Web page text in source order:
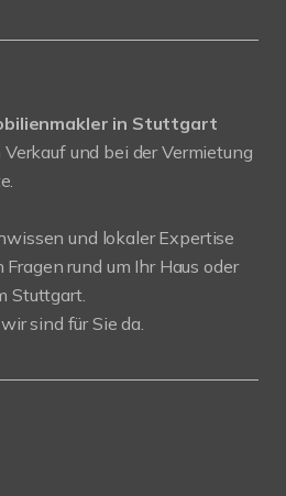
in Stuttgart
und bei der Vermietung
und lokaler Expertise
rund um Ihr Haus oder
Stuttgart.
sind für Sie da.